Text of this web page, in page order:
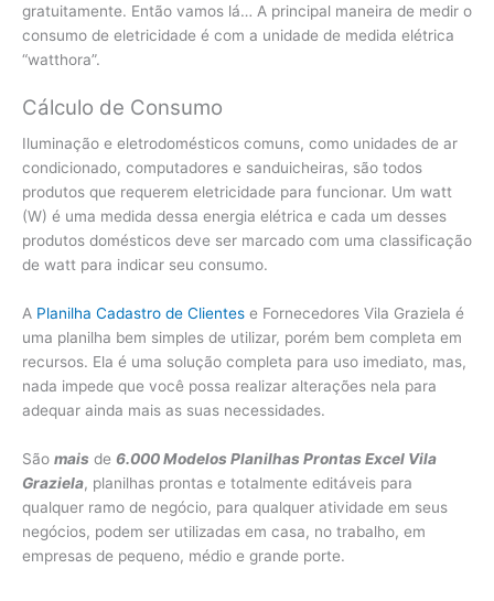
gratuitamente. Então vamos lá… A principal maneira de medir o
consumo de eletricidade é com a unidade de medida elétrica
“watthora”.
Cálculo de Consumo
Iluminação e eletrodomésticos comuns, como unidades de ar
condicionado, computadores e sanduicheiras, são todos
produtos que requerem eletricidade para funcionar. Um watt
(W) é uma medida dessa energia elétrica e cada um desses
produtos domésticos deve ser marcado com uma classificação
de watt para indicar seu consumo.
A Planilha Cadastro de Clientes e Fornecedores Vila Graziela é
uma planilha bem simples de utilizar, porém bem completa em
recursos. Ela é uma solução completa para uso imediato, mas,
nada impede que você possa realizar alterações nela para
adequar ainda mais as suas necessidades.
São mais de 6.000 Modelos Planilhas Prontas Excel Vila
Graziela, planilhas prontas e totalmente editáveis para
qualquer ramo de negócio, para qualquer atividade em seus
negócios, podem ser utilizadas em casa, no trabalho, em
empresas de pequeno, médio e grande porte.